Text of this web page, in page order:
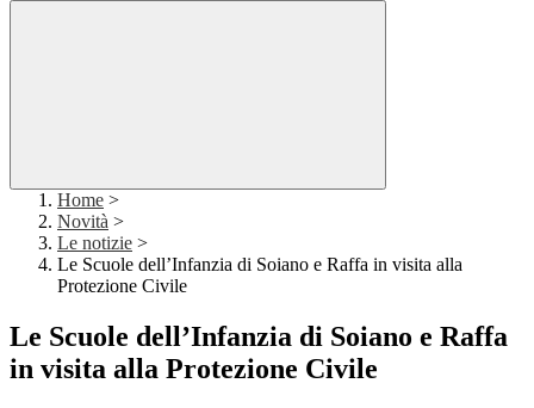
Home >
Novità >
Le notizie >
Le Scuole dell’Infanzia di Soiano e Raffa in visita alla
Protezione Civile
Le Scuole dell’Infanzia di Soiano e Raffa
in visita alla Protezione Civile